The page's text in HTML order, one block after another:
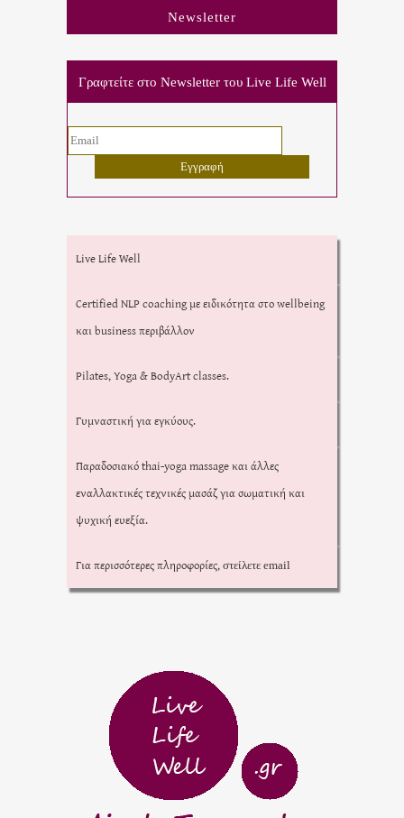
Newsletter
Γραφτείτε στο Newsletter του Live Life Well
Live Life Well
Certified NLP coaching με ειδικότητα στο wellbeing
και business περιβάλλον
Pilates, Yoga & BodyArt classes.
Γυμναστική για εγκύους.
Παραδοσιακό thai-yoga massage και άλλες
εναλλακτικές τεχνικές μασάζ για σωματική και
ψυχική ευεξία.
Για περισσότερες πληροφορίες, στείλετε email